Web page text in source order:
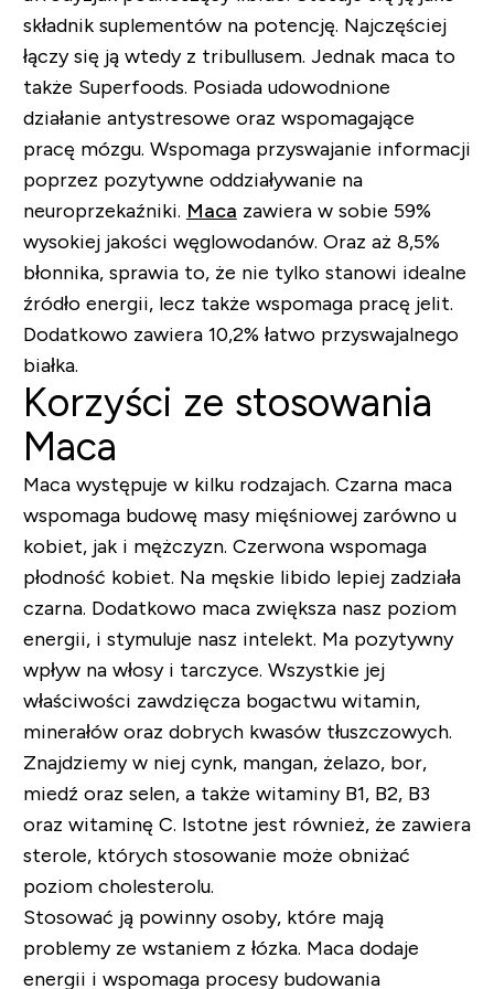
składnik suplementów na potencję. Najczęściej
łączy się ją wtedy z tribullusem. Jednak maca to
także Superfoods. Posiada udowodnione
działanie antystresowe oraz wspomagające
pracę mózgu. Wspomaga przyswajanie informacji
poprzez pozytywne oddziaływanie na
neuroprzekaźniki. Maca zawiera w sobie 59%
wysokiej jakości węglowodanów. Oraz aż 8,5%
błonnika, sprawia to, że nie tylko stanowi idealne
źródło energii, lecz także wspomaga pracę jelit.
Dodatkowo zawiera 10,2% łatwo przyswajalnego
białka.
Korzyści ze stosowania
Maca
Maca występuje w kilku rodzajach. Czarna maca
wspomaga budowę masy mięśniowej zarówno u
kobiet, jak i mężczyzn. Czerwona wspomaga
płodność kobiet. Na męskie libido lepiej zadziała
czarna. Dodatkowo maca zwiększa nasz poziom
energii, i stymuluje nasz intelekt. Ma pozytywny
wpływ na włosy i tarczyce. Wszystkie jej
właściwości zawdzięcza bogactwu witamin,
minerałów oraz dobrych kwasów tłuszczowych.
Znajdziemy w niej cynk, mangan, żelazo, bor,
miedź oraz selen, a także witaminy B1, B2, B3
oraz witaminę C. Istotne jest również, że zawiera
sterole, których stosowanie może obniżać
poziom cholesterolu.
Stosować ją powinny osoby, które mają
problemy ze wstaniem z łózka. Maca dodaje
energii i wspomaga procesy budowania